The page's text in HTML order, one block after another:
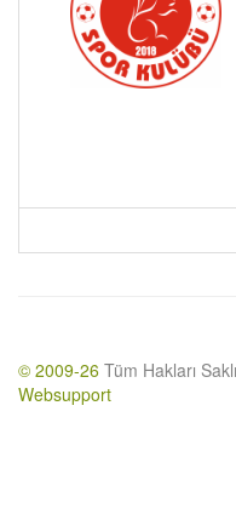
© 2009-26 Tüm Hakları
Websupport